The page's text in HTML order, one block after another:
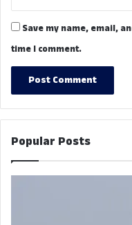
Save my name, email,
time I comment.
Popular Posts